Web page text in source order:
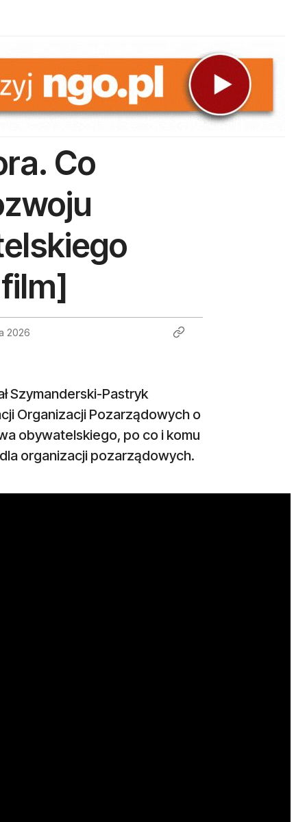
Co
2026
Szymanderski-Pastryk
Organizacji Pozarządowych o
obywatelskiego, po co i komu
organizacji pozarządowych.